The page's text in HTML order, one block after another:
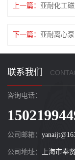
上一篇： 亚耐化工
下一篇：
联系我们
咨询电话：
公司邮箱：
公司地址： 上海市奉